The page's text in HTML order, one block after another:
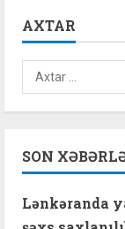
AXTAR
Axtarış:
SON
Lənkəranda